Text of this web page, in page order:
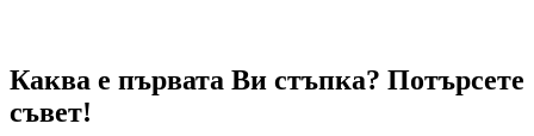
Каква е първата Ви стъпка? Потърсете
съвет!